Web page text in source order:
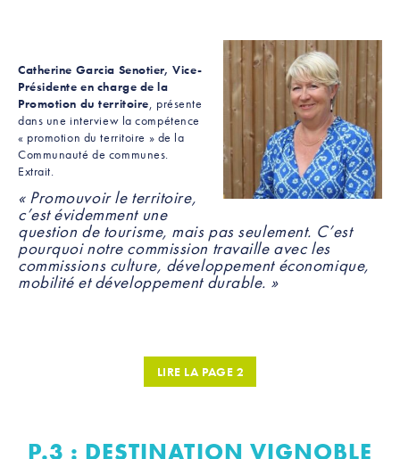
Catherine Garcia Senotier, Vice-
Présidente en charge de la
Promotion du territoire, présente
dans une interview la compétence
« promotion du territoire » de la
Communauté de communes.
Extrait.
« Promouvoir le territoire,
c’est évidemment une
question de tourisme, mais pas seulement. C’est
pourquoi notre commission travaille avec les
commissions culture, développement économique,
mobilité et développement durable. »
LIRE LA PAGE 2
P.3 : DESTINATION VIGNOBLE